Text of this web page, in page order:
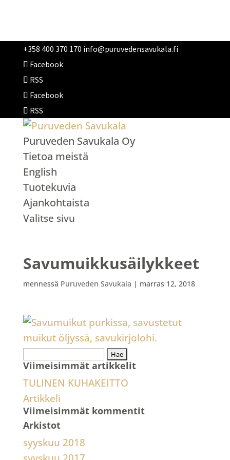
+358 400 370 170 info@puruvedensavukala.fi
Facebook
RSS
Facebook
RSS
Puruveden Savukala Oy
Tietoa meistä
English
Tuotekuvia
Ajankohtaista
Valitse sivu
Savumuikkusäilykkeet
mennessä Puruveden Savukala | marras 12, 2018
Haku:
Viimeisimmät artikkelit
TULINEN KUHAKEITTO
Artikkeli
Viimeisimmät kommentit
Arkistot
syyskuu 2018